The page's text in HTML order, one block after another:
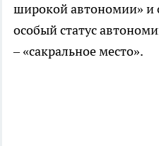
широкой автономии» и
особый статус
– «сакральное место».